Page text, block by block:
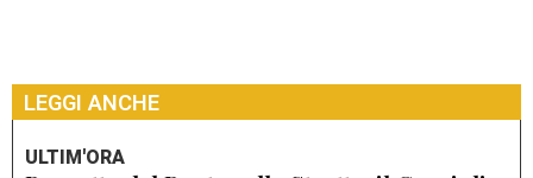
LEGGI ANCHE
ULTIM'ORA